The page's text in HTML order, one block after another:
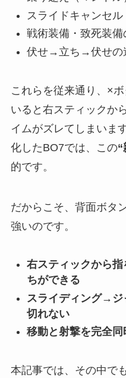
スライドキャンセル
戦術装備・致死装備
伏せ→立ち→伏せの
これらを従来通り、×
いると右スティックか
イムがズレてしまいま
化したBO7では、この“
的です。
だからこそ、背面ボタ
強いのです。
右スティックから
ちができる
スライディング→
切れない
移動と射撃を完全同
本記事では、その中で